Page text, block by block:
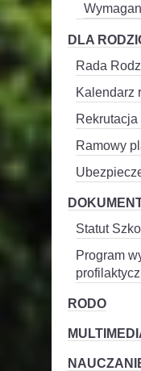
DLA
Rada
Kalendarz
Rekrutacja
Ramowy
Statut
Program
RODO